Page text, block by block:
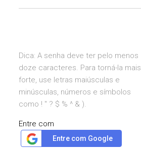
Dica: A senha deve ter pelo menos
doze caracteres. Para torná-la mais
forte, use letras maiúsculas e
minúsculas, números e símbolos
como ! " ? $ % ^ & ).
Entre com
Entre com Google